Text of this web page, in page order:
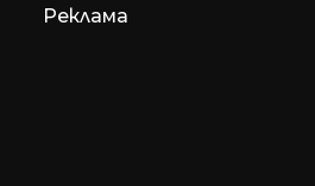
Реклама